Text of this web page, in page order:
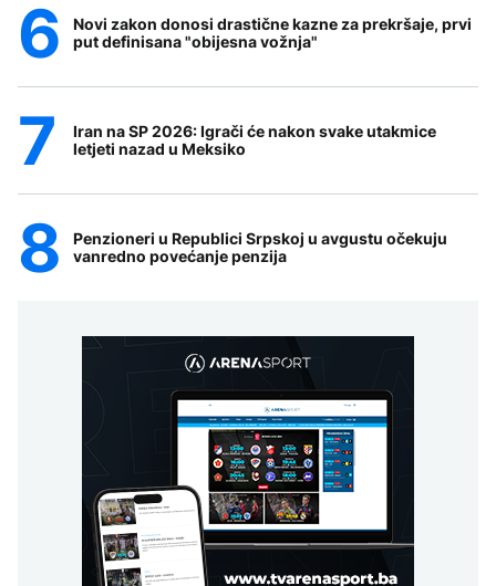
Novi zakon donosi drastične kazne za prekršaje, prvi
put definisana "obijesna vožnja"
Iran na SP 2026: Igrači će nakon svake utakmice
letjeti nazad u Meksiko
Penzioneri u Republici Srpskoj u avgustu očekuju
vanredno povećanje penzija